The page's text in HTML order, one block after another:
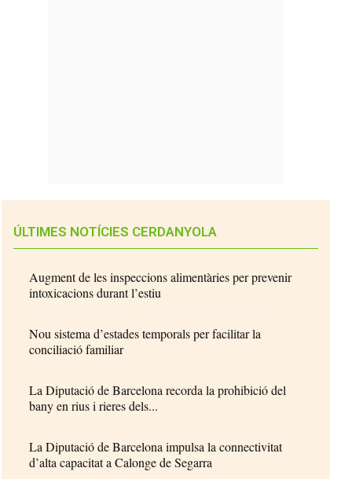
ÚLTIMES NOTÍCIES CERDANYOLA
Augment de les inspeccions alimentàries per prevenir
intoxicacions durant l’estiu
Nou sistema d’estades temporals per facilitar la
conciliació familiar
La Diputació de Barcelona recorda la prohibició del
bany en rius i rieres dels...
La Diputació de Barcelona impulsa la connectivitat
d’alta capacitat a Calonge de Segarra